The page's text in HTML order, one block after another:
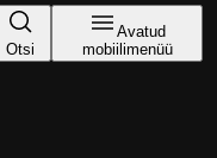
Otsi
Avatud
mobiilimenüü